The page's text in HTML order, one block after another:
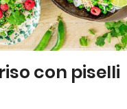
con piselli